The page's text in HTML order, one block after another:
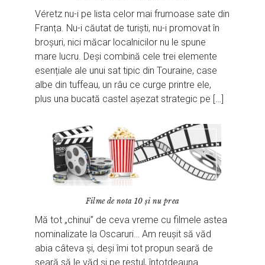
Véretz nu-i pe lista celor mai frumoase sate din
Franța. Nu-i căutat de turiști, nu-i promovat în
broșuri, nici măcar localnicilor nu le spune
mare lucru. Deși combină cele trei elemente
esențiale ale unui sat tipic din Touraine, case
albe din tuffeau, un râu ce curge printre ele,
plus una bucată castel așezat strategic pe […]
Filme de nota 10 și nu prea
Mă tot „chinui” de ceva vreme cu filmele astea
nominalizate la Oscaruri… Am reușit să văd
abia câteva și, deși îmi tot propun seară de
seară să le văd și pe restul, întotdeauna